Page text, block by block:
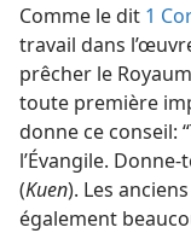
Comme le dit 1
travail dans
prêcher le
toute première
donne ce conseil:
l’Évangile.
(Kuen). Les
également